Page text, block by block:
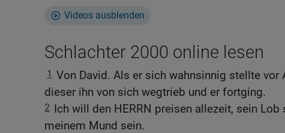
Videos ausblenden
Schlachter 2000 online lesen
1 Von David. Als er sich wahnsinnig stellte vor
dieser ihn von sich wegtrieb und er fortging.
2 Ich will den HERRN preisen allezeit, sein
meinem Mund sein.